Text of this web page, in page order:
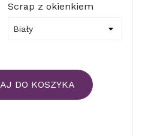
Scrap z okienkiem
DO KOSZYKA